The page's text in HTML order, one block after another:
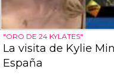
"ORO DE 24 KYLATES"
La visita de Kylie
España